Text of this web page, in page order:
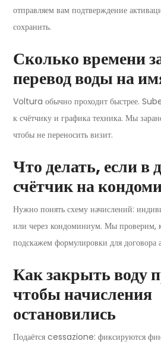
отправляем вам подтверждение
сохранить.
Сколько времени
перевод воды на
Voltura обычно проходит быстрее.
к счётчику и графика техника. Мы
чтобы не переносить визит.
Что делать, если в
счётчик на
Нужно понять схему начислений:
или через кондоминиум. Мы проверим,
подскажем формулировки для договора
Как закрыть воду
чтобы начисления
остановились
Подаётся cessazione: фиксируются